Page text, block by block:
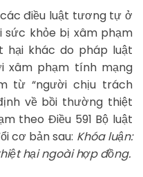
điều luật tương tự ở
sức khỏe bị xâm phạm
hại khác do pháp luật
xâm phạm tính mạng
từ “người chịu trách
về bồi thường thiệt
theo Điều 591 Bộ luật
cơ bản sau: Khóa luận:
hại ngoài hợp đồng.